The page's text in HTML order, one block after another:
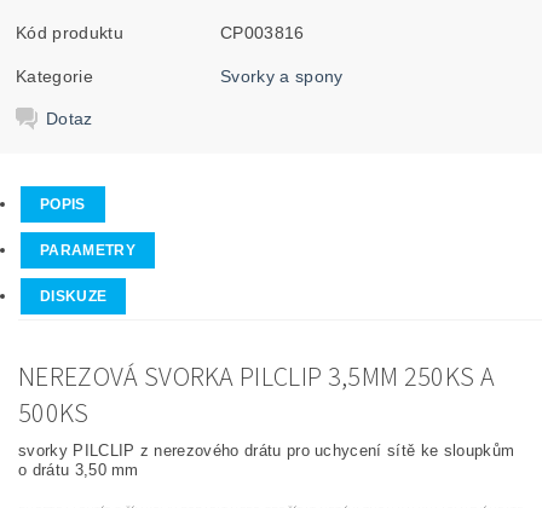
Kód produktu CP003816
Kategorie Svorky a spony
Dotaz
POPIS
PARAMETRY
DISKUZE
NEREZOVÁ SVORKA PILCLIP 3,5MM 250KS A
500KS
svorky PILCLIP z nerezového drátu pro uchycení sítě ke sloupkům
o drátu 3,50 mm